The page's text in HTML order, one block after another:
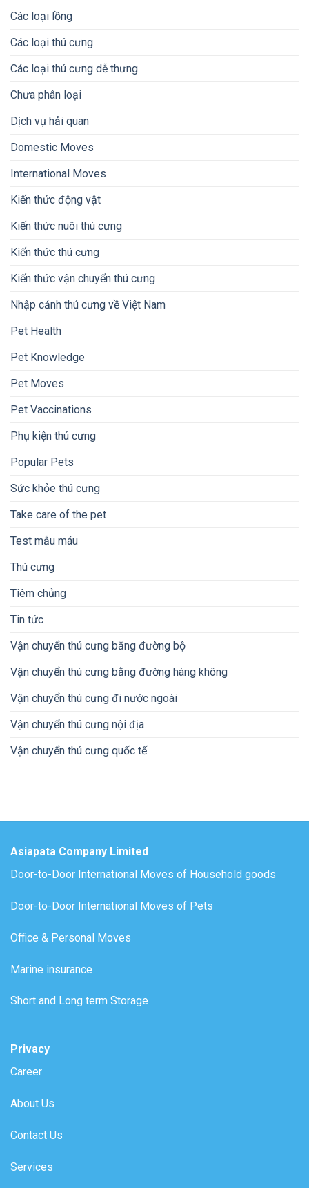
Các loại lồng
Các loại thú cưng
Các loại thú cưng dễ thưng
Chưa phân loại
Dịch vụ hải quan
Domestic Moves
International Moves
Kiến thức động vật
Kiến thức nuôi thú cưng
Kiến thức thú cưng
Kiến thức vận chuyển thú cưng
Nhập cảnh thú cưng về Việt Nam
Pet Health
Pet Knowledge
Pet Moves
Pet Vaccinations
Phụ kiện thú cưng
Popular Pets
Sức khỏe thú cưng
Take care of the pet
Test mẫu máu
Thú cưng
Tiêm chủng
Tin tức
Vận chuyển thú cưng bằng đường bộ
Vận chuyển thú cưng bằng đường hàng không
Vận chuyển thú cưng đi nước ngoài
Vận chuyển thú cưng nội địa
Vận chuyển thú cưng quốc tế
Asiapata Company Limited
Door-to-Door International Moves of Household goods
Door-to-Door International Moves of Pets
Office & Personal Moves
Marine insurance
Short and Long term Storage
Privacy
Career
About Us
Contact Us
Services